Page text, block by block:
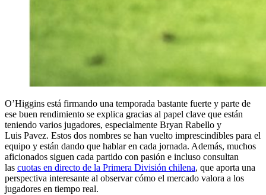
O’Higgins está firmando una temporada bastante fuerte y parte de
ese buen rendimiento se explica gracias al papel clave que están
teniendo varios jugadores, especialmente Bryan Rabello y
Luis Pavez. Estos dos nombres se han vuelto imprescindibles para el
equipo y están dando que hablar en cada jornada. Además, muchos
aficionados siguen cada partido con pasión e incluso consultan
las cuotas en directo de la Primera División chilena, que aporta una
perspectiva interesante al observar cómo el mercado valora a los
jugadores en tiempo real.